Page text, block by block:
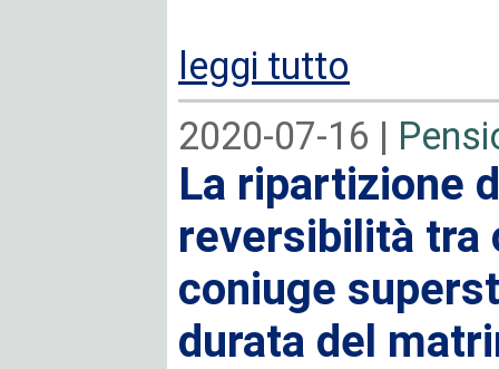
leggi tutto
2020-07-16 |
La ripartizione
reversibilità tra
coniuge
durata del